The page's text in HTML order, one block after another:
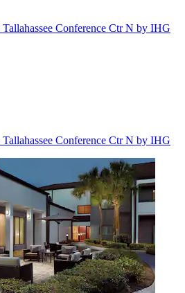
Conference Ctr N by IHG
Conference Ctr N by IHG